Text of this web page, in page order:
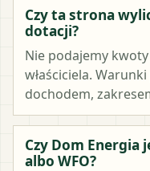
Czy ta strona
dotacji?
Nie podajemy
właściciela.
dochodem,
Czy Dom
albo WFO?